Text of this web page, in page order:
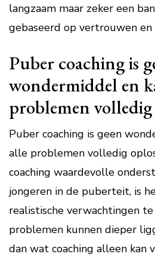
langzaam maar zeker een
gebaseerd op vertrouwen en
Puber coaching is
wondermiddel en
problemen volledig
Puber coaching is geen
alle problemen volledig
coaching waardevolle
jongeren in de puberteit, is
realistische verwachtingen
problemen kunnen dieper
dan wat coaching alleen kan